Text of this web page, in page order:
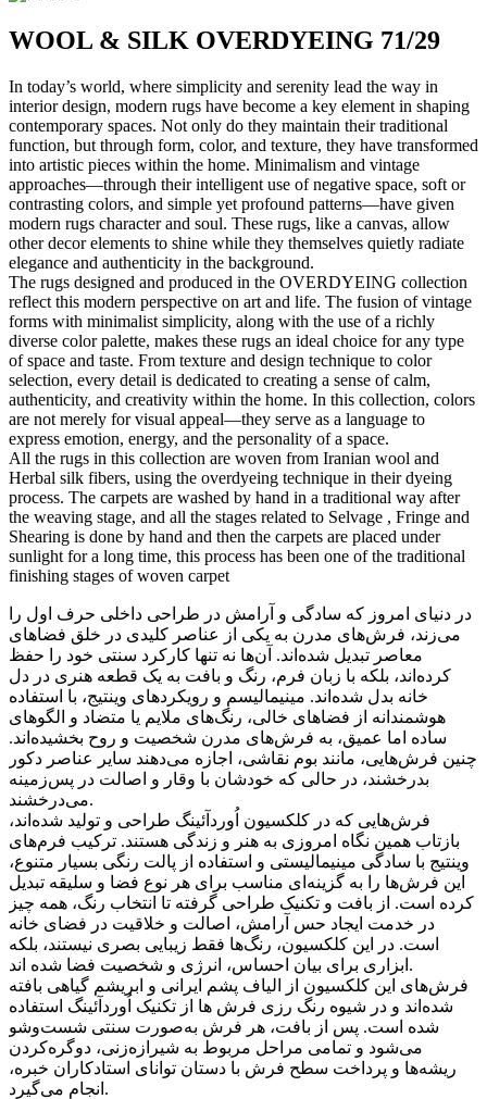
WOOL & SILK OVERDYEING 71/29
In today’s world, where simplicity and serenity lead the way in
interior design, modern rugs have become a key element in shaping
contemporary spaces. Not only do they maintain their traditional
function, but through form, color, and texture, they have transformed
into artistic pieces within the home. Minimalism and vintage
approaches—through their intelligent use of negative space, soft or
contrasting colors, and simple yet profound patterns—have given
modern rugs character and soul. These rugs, like a canvas, allow
other decor elements to shine while they themselves quietly radiate
elegance and authenticity in the background.
The rugs designed and produced in the OVERDYEING collection
reflect this modern perspective on art and life. The fusion of vintage
forms with minimalist simplicity, along with the use of a richly
diverse color palette, makes these rugs an ideal choice for any type
of space and taste. From texture and design technique to color
selection, every detail is dedicated to creating a sense of calm,
authenticity, and creativity within the home. In this collection, colors
are not merely for visual appeal—they serve as a language to
express emotion, energy, and the personality of a space.
All the rugs in this collection are woven from Iranian wool and
Herbal silk fibers, using the overdyeing technique in their dyeing
process. The carpets are washed by hand in a traditional way after
the weaving stage, and all the stages related to Selvage , Fringe and
Shearing is done by hand and then the carpets are placed under
sunlight for a long time, this process has been one of the traditional
finishing stages of woven carpet
در دنیای امروز که سادگی و آرامش در طراحی داخلی حرف اول را
می‌زند، فرش‌های مدرن به یکی از عناصر کلیدی در خلق فضاهای
معاصر تبدیل شده‌اند. آن‌ها نه تنها کارکرد سنتی خود را حفظ
کرده‌اند، بلکه با زبان فرم، رنگ و بافت به یک قطعه هنری در دل
خانه بدل شده‌اند. مینیمالیسم و رویکردهای وینتیج، با استفاده
هوشمندانه از فضاهای خالی، رنگ‌های ملایم یا متضاد و الگوهای
ساده اما عمیق، به فرش‌های مدرن شخصیت و روح بخشیده‌اند.
چنین فرش‌هایی، مانند بوم نقاشی، اجازه می‌دهند سایر عناصر دکور
بدرخشند، در حالی که خودشان با وقار و اصالت در پس‌زمینه
می‌درخشند.
فرش‌هایی که در کلکسیون اُوردآئينگ طراحی و تولید شده‌اند،
بازتاب همین نگاه امروزی به هنر و زندگی هستند. ترکیب فرم‌های
وینتیج با سادگی مینیمالیستی و استفاده از پالت رنگی بسیار متنوع،
این فرش‌ها را به گزینه‌ای مناسب برای هر نوع فضا و سلیقه تبدیل
کرده است. از بافت و تکنیک طراحی گرفته تا انتخاب رنگ، همه چیز
در خدمت ایجاد حس آرامش، اصالت و خلاقیت در فضای خانه
است. در این کلکسیون، رنگ‌ها فقط زیبایی بصری نیستند، بلکه
ابزاری برای بیان احساس، انرژی و شخصیت فضا شده اند.
فرش‌های این کلکسیون از الیاف پشم ایرانی و ابریشم گیاهی بافته
شده‌اند و در شیوه رنگ رزی فرش ها از تکنیک اُوردآئينگ استفاده
شده است. پس از بافت، هر فرش به‌صورت سنتی شست‌وشو
می‌شود و تمامی مراحل مربوط به شیرازه‌زنی، دوگره‌کردن
ریشه‌ها و پرداخت سطح فرش با دستان توانای استادکاران خبره،
انجام می‌گیرد.